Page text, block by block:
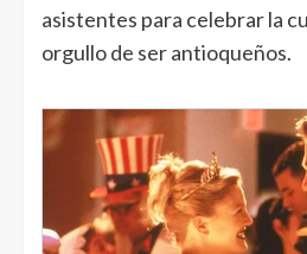
asistentes para celebrar la
orgullo de ser antioqueños.